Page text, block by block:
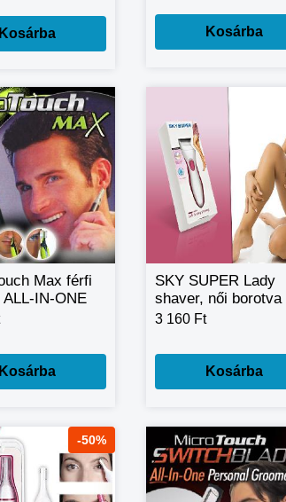
Kosárba Kosárba
Max férfi
IN-ONE
Kosárba
SKY SUPER Lady
shaver, női borotva
3 160 Ft
Kosárba
-50%